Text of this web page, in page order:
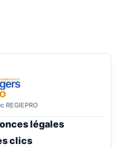
REGIEPRO
légales
clics